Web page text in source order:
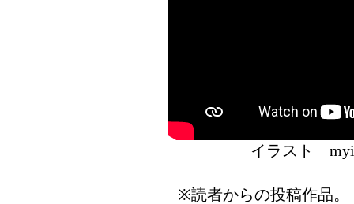
イラスト
※読者からの投稿作品